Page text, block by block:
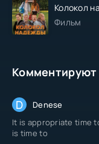
Колокол
Фильм
Комментируют
D Denese
It is appropriate time
is time to